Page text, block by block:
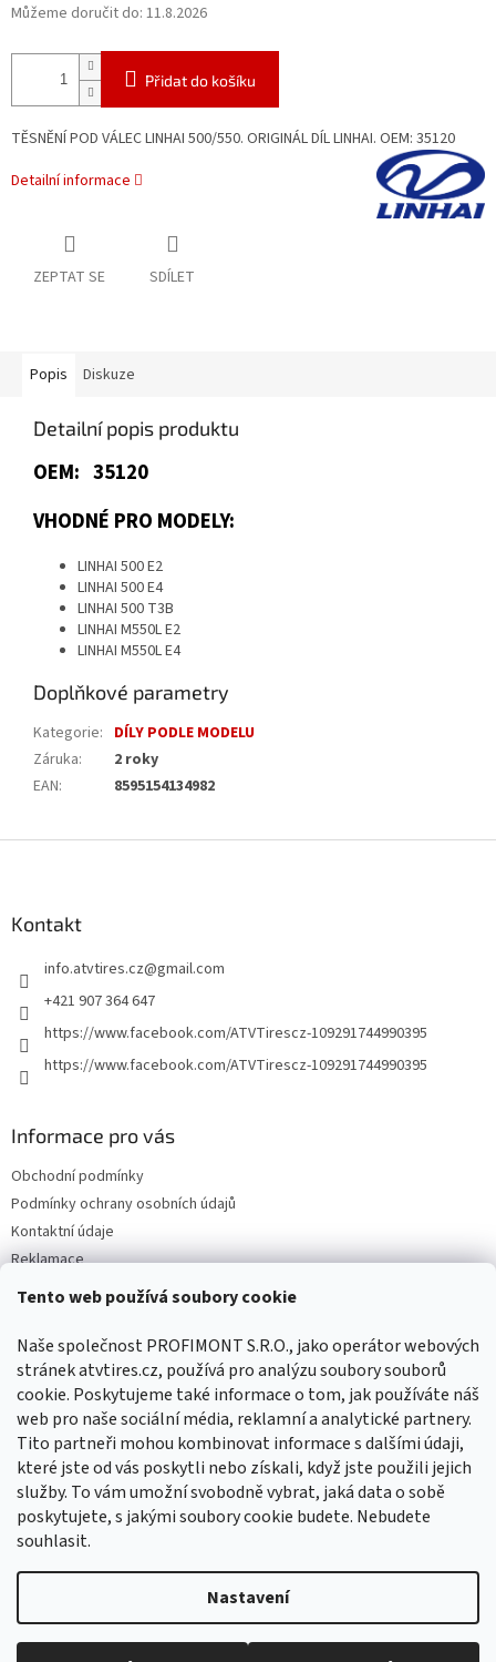
Tento web používá soubory cookie
Naše společnost PROFIMONT S.R.O., jako operátor webových
stránek atvtires.cz, používá pro analýzu soubory souborů
cookie. Poskytujeme také informace o tom, jak používáte náš
web pro naše sociální média, reklamní a analytické partnery.
Tito partneři mohou kombinovat informace s dalšími údaji,
které jste od vás poskytli nebo získali, když jste použili jejich
služby. To vám umožní svobodně vybrat, jaká data o sobě
poskytujete, s jakými soubory cookie budete. Nebudete
souhlasit.
Nastavení
Můžeme doručit do: 11.8.2026
Přidat do košíku
TĚSNĚNÍ POD VÁLEC LINHAI 500/550. ORIGINÁL DÍL LINHAI. OEM: 35120
Detailní informace
ZEPTAT SE SDÍLET
Popis Diskuze
Detailní popis produktu
OEM: 35120
VHODNÉ PRO MODELY:
LINHAI 500 E2
LINHAI 500 E4
LINHAI 500 T3B
LINHAI M550L E2
LINHAI M550L E4
Doplňkové parametry
Kategorie: DÍLY PODLE MODELU
Záruka:
2 roky
EAN: 8595154134982
Kontakt
info.atvtires.cz@gmail.com
+421 907 364 647
https://www.facebook.com/ATVTirescz-109291744990395
https://www.facebook.com/ATVTirescz-109291744990395
Informace pro vás
Obchodní podmínky
Podmínky ochrany osobních údajů
Kontaktní údaje
Reklamace
Facebook
Copyright 2026ATVTIRES.CZ. Všechna práva vyhrazena.Upravit